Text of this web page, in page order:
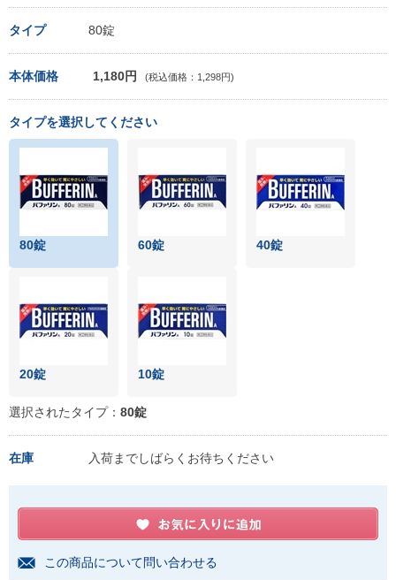
タイプ 80錠
本体価格 1,180円 (税込価格：1,298円)
タイプを選択してください
80錠 60錠 40錠
20錠 10錠
選択されたタイプ： 80錠
在庫 入荷までしばらくお待ちください
この商品について問い合わせる